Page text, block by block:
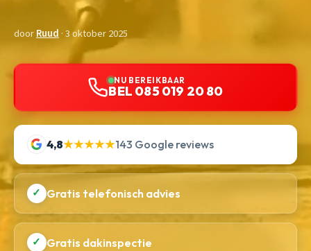
doorRuud · 3 oktober 2025
NU BEREIKBAAR
BEL 085 019 20 80
4,8★★★★★143 Google reviews
✓ Gratis telefonisch advies
✓ Gratis dakinspectie